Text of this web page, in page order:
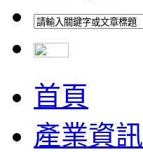
首頁
產業資訊